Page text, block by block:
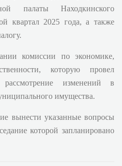
палаты Находкинского
квартал 2025 года, а также
комиссии по экономике,
которую провел
изменений в
имущества.
вынести указанные вопросы
которой запланировано